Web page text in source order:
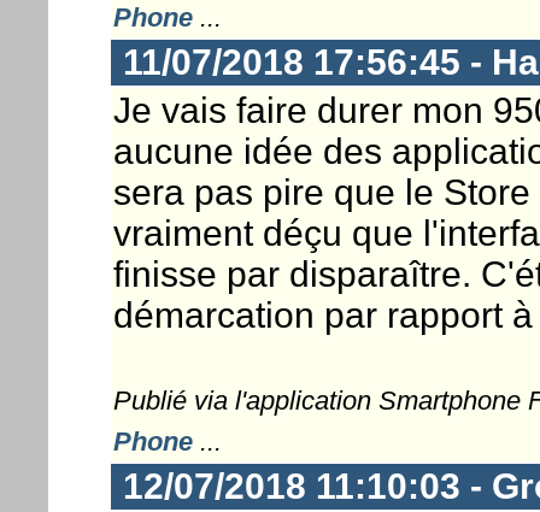
Phone...
11/07/2018 17:56:45 -
Je vais faire durer mon
aucune idée des
sera pas pire que le
vraiment déçu que
finisse par disparaître.
démarcation par rapport
Publié via l'application Smartphone
Phone...
12/07/2018 11:10:03 -